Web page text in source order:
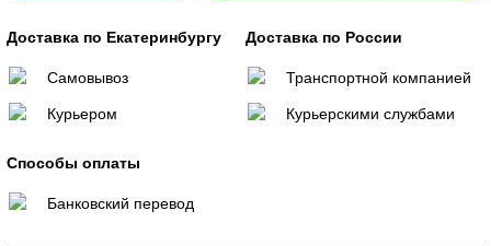
Доставка по Екатеринбургу
Самовывоз
Курьером
Доставка по России
Транспортной компанией
Курьерскими службами
Способы оплаты
Банковский перевод